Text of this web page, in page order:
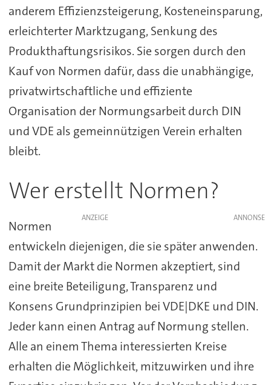
anderem Effizienzsteigerung, Kosteneinsparung,
erleichterter Marktzugang, Senkung des
Produkthaftungsrisikos. Sie sorgen durch den
Kauf von Normen dafür, dass die unabhängige,
privatwirtschaftliche und effiziente
Organisation der Normungsarbeit durch DIN
und VDE als gemeinnützigen Verein erhalten
bleibt.
Wer erstellt Normen?
ANZEIGE
Normen
entwickeln diejenigen, die sie später anwenden.
Damit der Markt die Normen akzeptiert, sind
eine breite Beteiligung, Transparenz und
Konsens Grundprinzipien bei VDE|DKE und DIN.
Jeder kann einen Antrag auf Normung stellen.
Alle an einem Thema interessierten Kreise
erhalten die Möglichkeit, mitzuwirken und ihre